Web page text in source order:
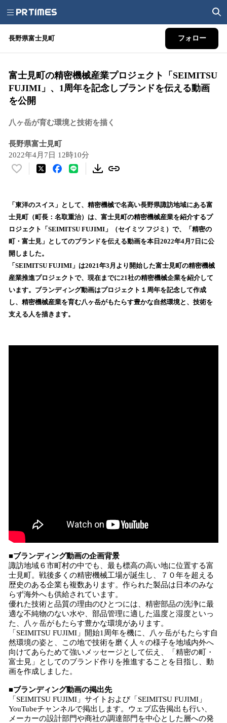
長野県富士見町 フォロー
富士見町の精密機械産業プロジェクト「SEIMITSU
FUJIMI」、1周年を記念しブランドを伝える動画
を公開
八ヶ岳が育む環境と技術を描く
長野県富士見町
2022年4月7日 12時10分
い
！
数
を
読
込
み
中
で
す
「東洋のスイス」として、精密機械で名高い長野県諏訪地域にある富
士見町（町長：名取重治）は、富士見町の精密機械産業を紹介するプ
ロジェクト「SEIMITSU FUJIMI」（セイミツ フジミ）で、「精密の
町・富士見」としてのブランドを伝える動画を本日2022年4月7日に公
開しました。
「SEIMITSU FUJIMI」は2021年3月より開始した富士見町の精密機械
産業推進プロジェクトで、現在までに21社の精密機械企業を紹介して
います。ブランディング動画はプロジェクト１周年を記念して作成
し、精密機械産業を育む八ヶ岳がもたらす豊かな自然環境と、技術を
支える人を描きます。
■ブランディング動画の企画背景
諏訪地域６市町村の中でも、最も標高の高い地に位置する富
士見町。戦後多くの精密機械工場が誕生し、７０年を超える
歴史のある企業も複数あります。作られた製品は日本のみな
らず海外へも供給されています。
優れた技術と品質の理由のひとつには、精密部品の洗浄に最
適な不純物のない水や、部品管理に適した温度と湿度といっ
た、八ヶ岳がもたらす豊かな環境があります。
「SEIMITSU FUJIMI」開始1周年を機に、八ヶ岳がもたらす自
然環境の姿と、この地で技術を磨く人々の様子を地域内外へ
向けてあらためて強いメッセージとして伝え、「精密の町・
富士見」としてのブランド作りを推進することを目指し、動
画を作成しました。
■ブランディング動画の掲出先
「SEIMITSU FUJIMI」サイトおよび「SEIMITSU FUJIMI」
YouTubeチャンネルで掲出します。ウェブ広告掲出も行い、
メーカーの設計部門や商社の調達部門を中心とした層への発